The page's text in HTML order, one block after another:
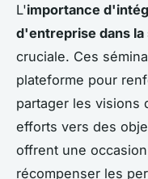
L'importance
d'entreprise dans
cruciale. Ces
plateforme pour
partager les visions
efforts vers des
offrent une
récompenser les